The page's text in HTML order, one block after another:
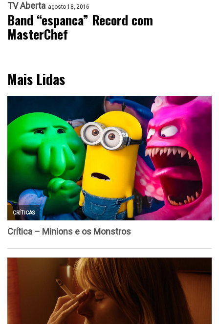
TV Aberta agosto 18, 2016
Band “espanca” Record com
MasterChef
Mais Lidas